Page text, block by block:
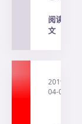
阅读全
文
2019-
04-04